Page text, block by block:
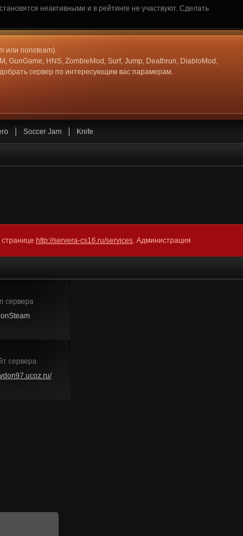
неактивными и в рейтинге не участвуют. Сделать
или nonsteam).
GunGame, HNS, ZombieMod, Surf, Jump, Deathrun, DiabloMod,
сервер по интересующим вас парамерам.
Soccer Jam Knife
http://servera-cs16.ru/services. Администрация
сервера
сервера